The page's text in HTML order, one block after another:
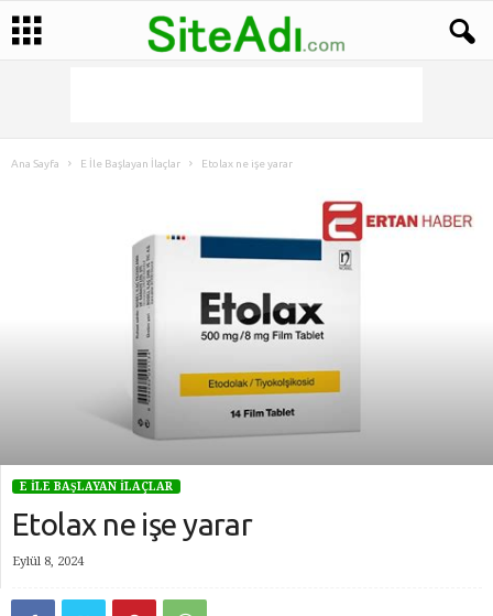
Ana Sayfa E İle Başlayan İlaçlar Etolax ne işe yarar
E İLE BAŞLAYAN İLAÇLAR
Etolax ne işe yarar
Eylül 8, 2024